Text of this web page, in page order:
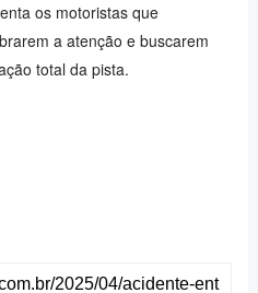
os motoristas que
a atenção e buscarem
total da pista.